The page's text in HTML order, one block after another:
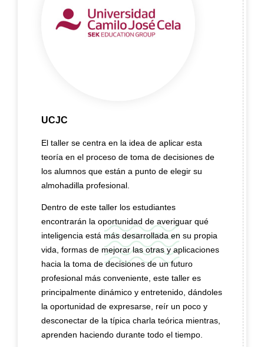
UCJC
El taller se centra en la idea de aplicar esta
teoría en el proceso de toma de decisiones de
los alumnos que están a punto de elegir su
almohadilla profesional.
Dentro de este taller los estudiantes
encontrarán la oportunidad de averiguar qué
inteligencia está más desarrollada en su propia
vida, formas de mejorar las otras y aplicaciones
hacia la toma de decisiones de un futuro
profesional más conveniente, este taller es
principalmente dinámico y entretenido, dándoles
la oportunidad de expresarse, reír un poco y
desconectar de la típica charla teórica mientras,
aprenden haciendo durante todo el tiempo.